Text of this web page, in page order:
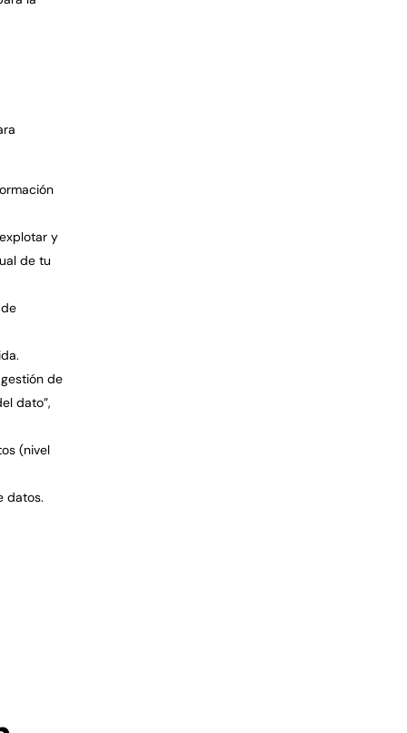
y
de tu
de
dato”,
(nivel
datos.